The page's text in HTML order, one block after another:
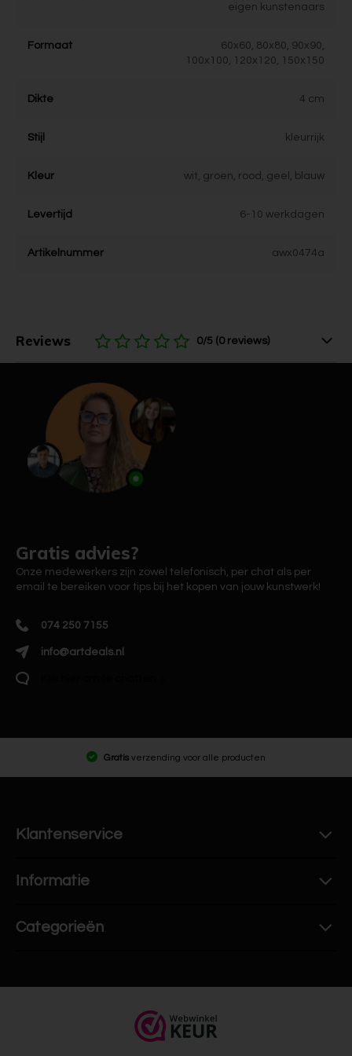
eigen kunstenaars
Formaat
60x60, 80x80, 90x90,
100x100, 120x120, 150x150
Dikte 4 cm
Stijl kleurrijk
Kleur wit, groen, rood, geel, blauw
Levertijd 6-10 werkdagen
Artikelnummer awx0474a
Reviews 0/5 (0 reviews)
Gratis advies?
Onze medewerkers zijn zowel telefonisch, per chat als per
email te bereiken voor tips bij het kopen van jouw kunstwerk!
074 250 7155
info@artdeals.nl
Gratis verzending voor alle producten
Klantenservice
Informatie
Categorieën